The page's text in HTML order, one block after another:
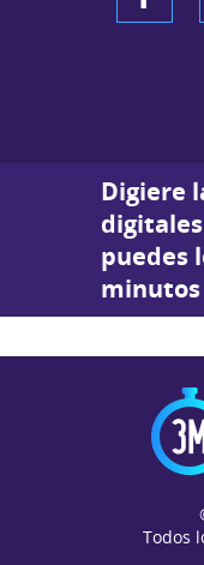
Digiere
puedes
minutos
Todos